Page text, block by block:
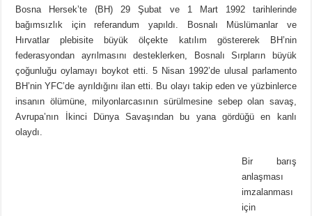
Bosna Hersek’te (BH) 29 Şubat ve 1 Mart 1992 tarihlerinde
bağımsızlık için referandum yapıldı. Bosnalı Müslümanlar ve
Hırvatlar plebisite büyük ölçekte katılım göstererek BH’nin
federasyondan ayrılmasını desteklerken, Bosnalı Sırpların büyük
çoğunluğu oylamayı boykot etti. 5 Nisan 1992’de ulusal parlamento
BH’nin YFC’de ayrıldığını ilan etti. Bu olayı takip eden ve yüzbinlerce
insanın ölümüne, milyonlarcasının sürülmesine sebep olan savaş,
Avrupa’nın İkinci Dünya Savaşından bu yana gördüğü en kanlı
olaydı.
Bir barış
anlaşması
imzalanması
için